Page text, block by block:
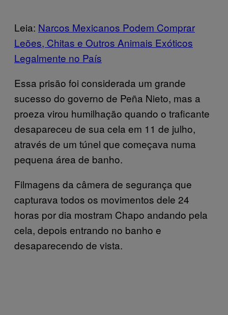
Leia: Narcos Mexicanos Podem Comprar
Leões, Chitas e Outros Animais Exóticos
Legalmente no País
Essa prisão foi considerada um grande
sucesso do governo de Peña Nieto, mas a
proeza virou humilhação quando o traficante
desapareceu de sua cela em 11 de julho,
através de um túnel que começava numa
pequena área de banho.
Filmagens da câmera de segurança que
capturava todos os movimentos dele 24
horas por dia mostram Chapo andando pela
cela, depois entrando no banho e
desaparecendo de vista.